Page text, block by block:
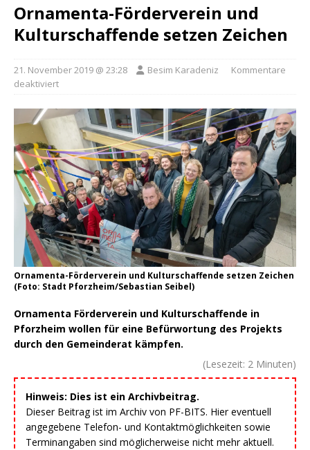
Ornamenta-Förderverein und
Kulturschaffende setzen Zeichen
21. November 2019 @ 23:28 Besim Karadeniz
Kommentare
deaktiviert
Ornamenta-Förderverein und Kulturschaffende setzen Zeichen
(Foto: Stadt Pforzheim/Sebastian Seibel)
Ornamenta Förderverein und Kulturschaffende in
Pforzheim wollen für eine Befürwortung des Projekts
durch den Gemeinderat kämpfen.
(Lesezeit: 2 Minuten)
Hinweis: Dies ist ein Archivbeitrag.
Dieser Beitrag ist im Archiv von PF-BITS. Hier eventuell
angegebene Telefon- und Kontaktmöglichkeiten sowie
Terminangaben sind möglicherweise nicht mehr aktuell.